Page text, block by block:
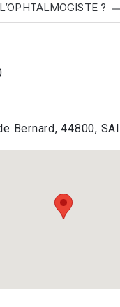
?
Bernard, 44800,